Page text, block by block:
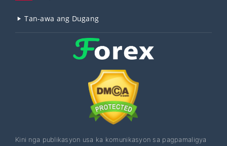
Tan-awa ang Dugang
Kini nga publikasyon usa ka komunikasyon sa pagpamaligya